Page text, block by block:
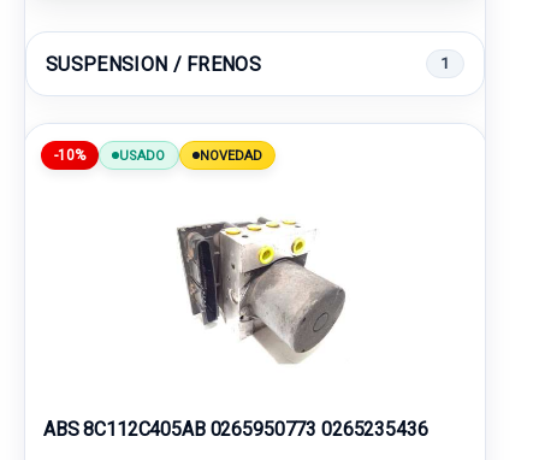
SUSPENSION / FRENOS 1
-10% USADO NOVEDAD
ABS 8C112C405AB 0265950773 0265235436